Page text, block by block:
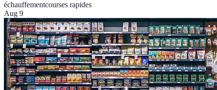
échauffementcourses rapides
Aug 9